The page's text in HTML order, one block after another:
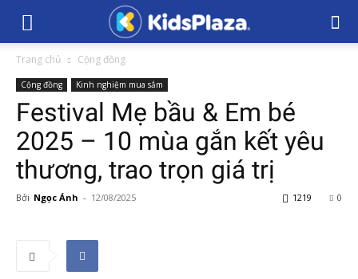
Trang chủ Cộng đồng
Cộng đồng Kinh nghiệm mua sắm
Festival Mẹ bầu & Em bé
2025 – 10 mùa gắn kết yêu
thương, trao trọn giá trị
Bởi Ngọc Ánh - 12/08/2025 0
1219